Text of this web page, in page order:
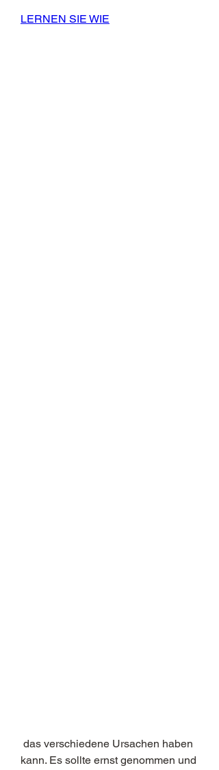
LERNEN SIE WIE
kann. Es sollte ernst genommen und